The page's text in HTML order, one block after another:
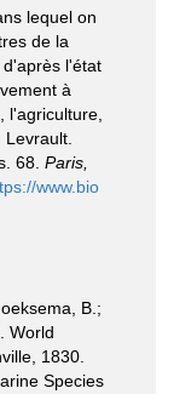
lequel on
de la
l'état
à
l'agriculture,
68. Paris,
www.bio
B.;
World
1830.
Species